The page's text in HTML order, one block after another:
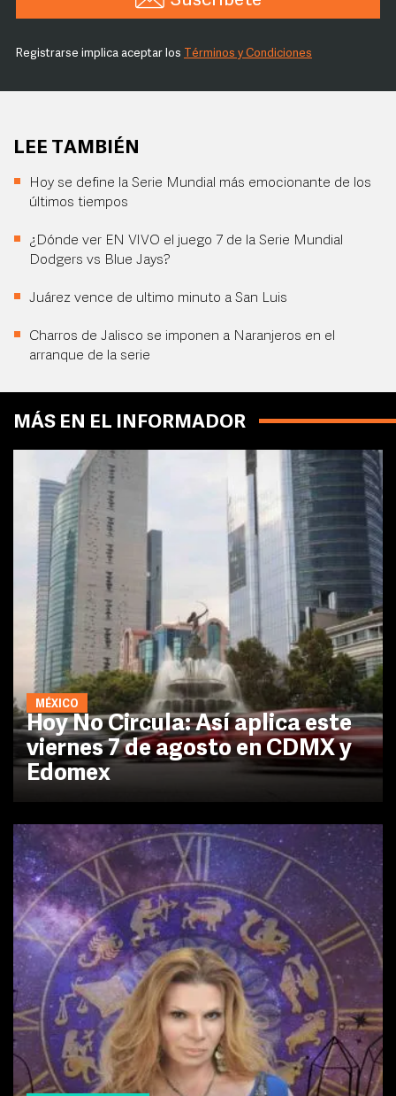
Registrarse implica aceptar los Términos y Condiciones
LEE TAMBIÉN
Hoy se define la Serie Mundial más emocionante de los
últimos tiempos
¿Dónde ver EN VIVO el juego 7 de la Serie Mundial
Dodgers vs Blue Jays?
Juárez vence de ultimo minuto a San Luis
Charros de Jalisco se imponen a Naranjeros en el
arranque de la serie
MÁS EN EL INFORMADOR
MÉXICO
Hoy No Circula: Así aplica este
viernes 7 de agosto en CDMX y
Edomex